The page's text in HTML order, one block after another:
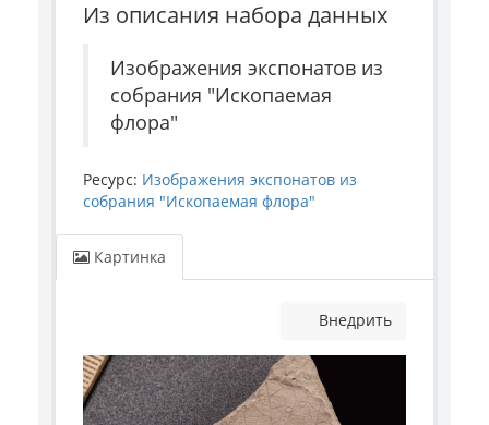
Из описания набора данных
Изображения экспонатов из
собрания "Ископаемая
флора"
Ресурс: Изображения экспонатов из
собрания "Ископаемая флора"
Картинка
Внедрить